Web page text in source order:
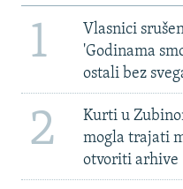
1
Vlasnici
'Godinama
ostali bez
2
Kurti u
mogla trajati
otvoriti arhive